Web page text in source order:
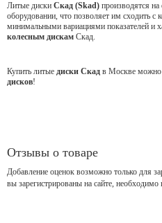
Литые диски Скад (Skad) производятся
оборудовании, что позволяет им сходить с
минимальными вариациями показателей и
колесным дискам Скад.
Купить литые диски Скад в Москве
дисков!
Отзывы о товаре
Добавление оценок возможно только для
вы зарегистрированы на сайте,